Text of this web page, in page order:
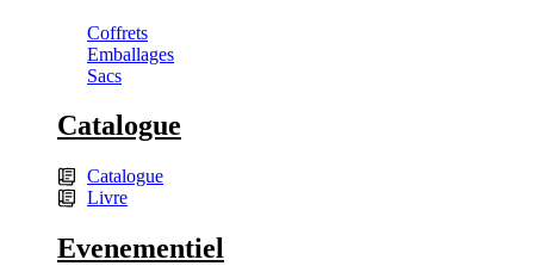
Coffrets
Emballages
Sacs
Catalogue
Catalogue
Livre
Evenementiel